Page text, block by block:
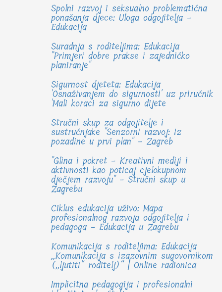
Spolni razvoj i seksualno problematična
ponašanja djece: Uloga odgojitelja -
Edukacija
Suradnja s roditeljima: Edukacija
"Primjeri dobre prakse i zajedničko
planiranje"
Sigurnost djeteta: Edukacija
'Osnaživanjem do sigurnosti' uz priručnik
'Mali koraci za sigurno dijete
Stručni skup za odgojitelje i
sustručnjake "Senzorni razvoj: iz
pozadine u prvi plan" - Zagreb
"Glina i pokret - Kreativni mediji i
aktivnosti kao poticaj cjelokupnom
dječjem razvoju" - Stručni skup u
Zagrebu
Ciklus edukacija uživo: Mapa
profesionalnog razvoja odgojitelja i
pedagoga - Edukacija u Zagrebu
Komunikacija s roditeljima: Edukacija
„Komunikacija s izazovnim sugovornikom
(„ljutiti“ roditelj)“ | Online radionica
Implicitna pedagogija i profesionalni